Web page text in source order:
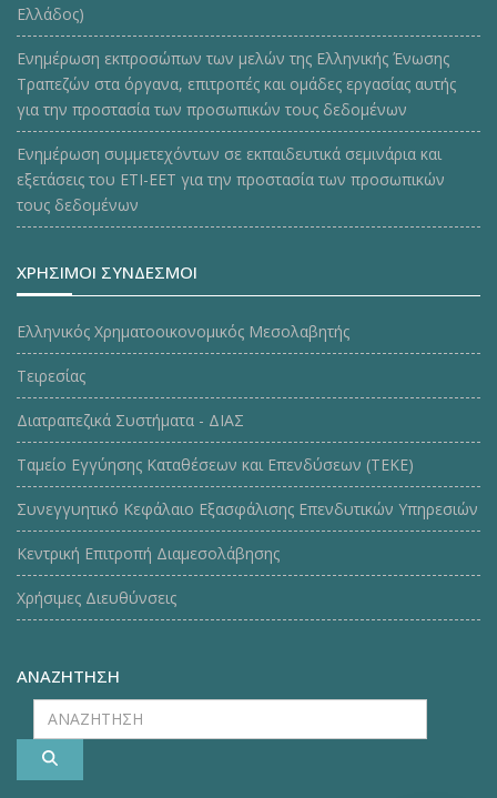
Ελλάδος)
Ενημέρωση εκπροσώπων των μελών της Ελληνικής Ένωσης
Τραπεζών στα όργανα, επιτροπές και ομάδες εργασίας αυτής
για την προστασία των προσωπικών τους δεδομένων
Ενημέρωση συμμετεχόντων σε εκπαιδευτικά σεμινάρια και
εξετάσεις του ΕΤΙ-ΕΕΤ για την προστασία των προσωπικών
τους δεδομένων
ΧΡΗΣΙΜΟΙ ΣΥΝΔΕΣΜΟΙ
Ελληνικός Χρηματοοικονομικός Μεσολαβητής
Τειρεσίας
Διατραπεζικά Συστήματα - ΔΙΑΣ
Ταμείο Εγγύησης Καταθέσεων και Επενδύσεων (ΤΕΚE)
Συνεγγυητικό Κεφάλαιο Εξασφάλισης Επενδυτικών Υπηρεσιών
Κεντρική Επιτροπή Διαμεσολάβησης
Χρήσιμες Διευθύνσεις
ΑΝΑΖΗΤΗΣΗ
ΑΝΑΖΗΤΗΣΗ